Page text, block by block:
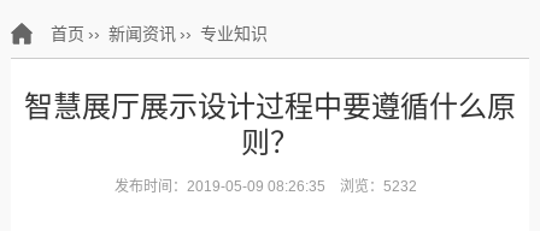
首页 ›› 新闻资讯 ›› 专业知识
智慧展厅展示设计过程中要遵循什么原
则？
发布时间：2019-05-09 08:26:35 浏览：5232